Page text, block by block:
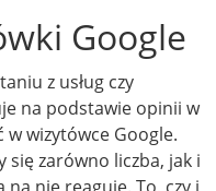
Google
z usług czy
na podstawie opinii w
w wizytówce Google.
się zarówno liczba, jak i